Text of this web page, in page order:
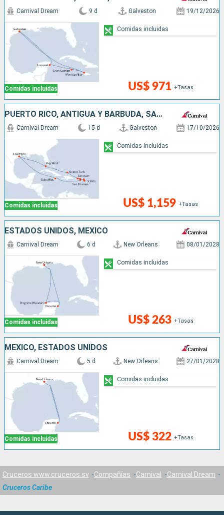
Comidas incluidas
Carnival Dream 9 d Galveston 19/12/2026
US$ 971 +Tasas
Comidas incluidas
PUERTO RICO, ANTIGUA Y BARBUDA, SAN MARTÍN, JAMAICA, ESTADOS UNIDOS
Comidas incluidas
Carnival Dream 15 d Galveston 17/10/2026
US$ 1,159 +Tasas
Comidas incluidas
ESTADOS UNIDOS, MÉXICO
Comidas incluidas
Carnival Dream 6 d New Orleans 08/01/2028
US$ 263 +Tasas
Comidas incluidas
MÉXICO, ESTADOS UNIDOS
Comidas incluidas
Carnival Dream 5 d New Orleans 27/01/2028
US$ 322 +Tasas
Comidas incluidas
Cruceros www.cruceros.sv Compañías Carnival
Carnival Dream
Cruceros Caribe